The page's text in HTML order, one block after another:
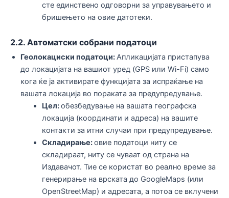
сте единствено одговорни за управувањето и
бришењето на овие датотеки.
2.2. Автоматски собрани податоци
Геолокациски податоци:Апликацијата пристапува
до локацијата на вашиот уред (GPS или Wi-Fi) само
кога ќе ја активирате функцијата за испраќање на
вашата локација во пораката за предупредување.
Цел:обезбедување на вашата географска
локација (координати и адреса) на вашите
контакти за итни случаи при предупредување.
Складирање:овие податоци ниту се
складираат, ниту се чуваат од страна на
Издавачот. Тие се користат во реално време за
генерирање на врската до GoogleMaps (или
OpenStreetMap) и адресата, а потоа се вклучени